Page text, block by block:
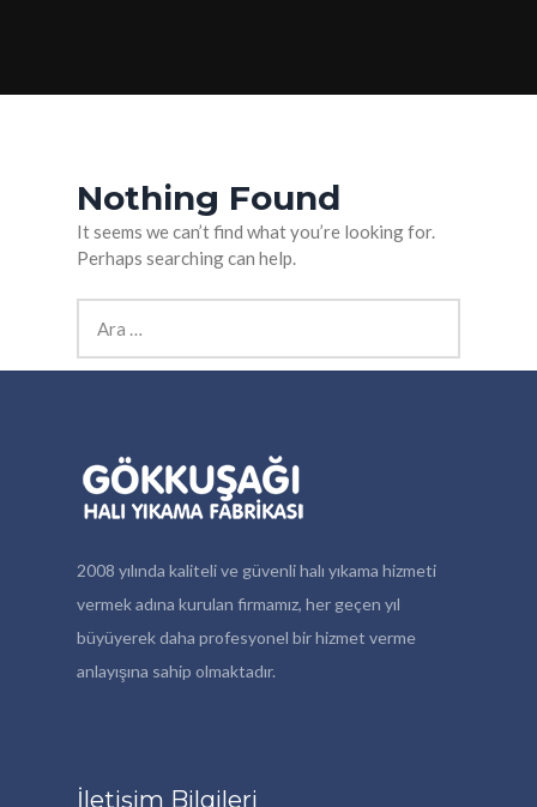
Nothing Found
It seems we can’t find what you’re looking for.
Perhaps searching can help.
2008 yılında kaliteli ve güvenli halı yıkama hizmeti
vermek adına kurulan firmamız, her geçen yıl
büyüyerek daha profesyonel bir hizmet verme
anlayışına sahip olmaktadır.
İletişim Bilgileri